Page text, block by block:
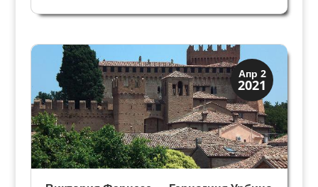
Пракседой. После реставрации к древней
строгая красота. Совсем...
Апр 2
2021
Династии
Папская область